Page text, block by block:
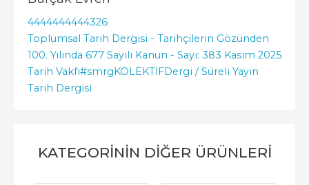
4444444444326
Toplumsal Tarih Dergisi - Tarihçilerin Gözünden
100. Yılında 677 Sayılı Kanun - Sayı: 383 Kasım 2025
Tarih Vakfı#smrgKOLEKTİFDergi / Süreli Yayın
Tarih Dergisi
KATEGORININ DIĞER ÜRÜNLERI